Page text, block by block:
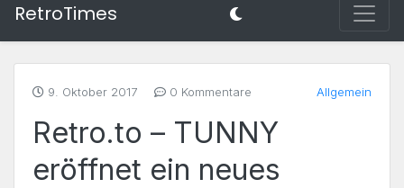
RetroTimes
9. Oktober 2017 0 Kommentare Allgemein
Retro.to – TUNNY
eröffnet ein neues